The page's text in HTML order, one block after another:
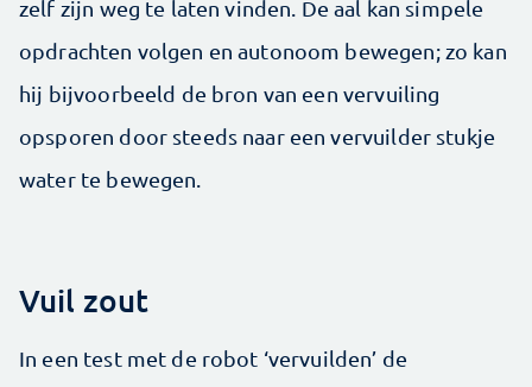
zelf zijn weg te laten vinden. De aal kan simpele
opdrachten volgen en autonoom bewegen; zo kan
hij bijvoorbeeld de bron van een vervuiling
opsporen door steeds naar een vervuilder stukje
water te bewegen.
Vuil zout
In een test met de robot ‘vervuilden’ de